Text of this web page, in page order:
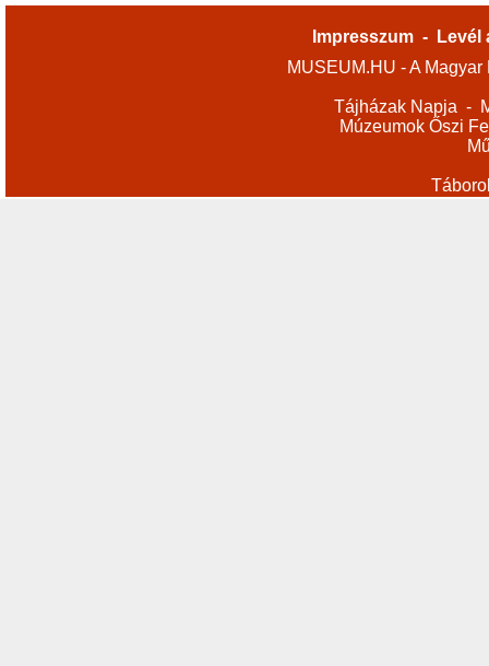
Impresszum -
Levél
MUSEUM.HU - A
Tájházak Napja -
Múzeumok Őszi